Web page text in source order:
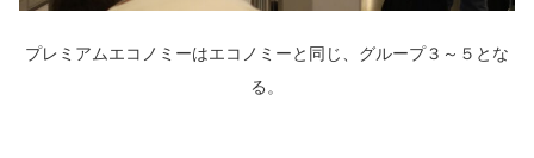
プレミアムエコノミーはエコノミーと同じ、グループ３～５とな
る。